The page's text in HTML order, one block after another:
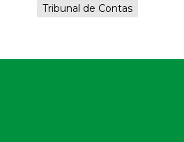
Tribunal de Contas